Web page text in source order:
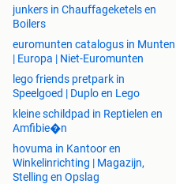
junkers in Chauffageketels en
Boilers
euromunten catalogus in Munten
| Europa | Niet-Euromunten
lego friends pretpark in
Speelgoed | Duplo en Lego
kleine schildpad in Reptielen en
Amfibie�n
hovuma in Kantoor en
Winkelinrichting | Magazijn,
Stelling en Opslag